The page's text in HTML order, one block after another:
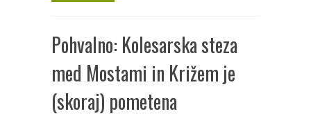
Pohvalno: Kolesarska steza
med Mostami in Križem je
(skoraj) pometena